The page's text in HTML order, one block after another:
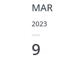
MAR
2023
9